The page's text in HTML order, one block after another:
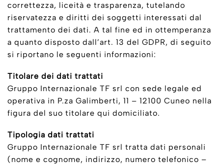
correttezza, liceità e trasparenza, tutelando
riservatezza e diritti dei soggetti interessati dal
trattamento dei dati. A tal fine ed in ottemperanza
a quanto disposto dall’art. 13 del GDPR, di seguito
si riportano le seguenti informazioni:
Titolare dei dati trattati
Gruppo Internazionale TF srl con sede legale ed
operativa in P.za Galimberti, 11 – 12100 Cuneo nella
figura del suo titolare qui domiciliato.
Tipologia dati trattati
Gruppo Internazionale TF srl tratta dati personali
(nome e cognome, indirizzo, numero telefonico –